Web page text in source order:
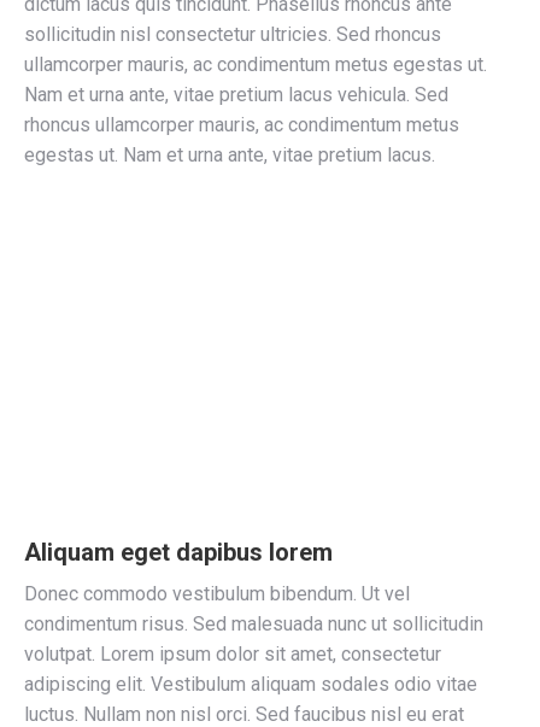
sollicitudin nisl consectetur ultricies. Sed rhoncus
ullamcorper mauris, ac condimentum metus egestas ut.
Nam et urna ante, vitae pretium lacus vehicula. Sed
rhoncus ullamcorper mauris, ac condimentum metus
egestas ut. Nam et urna ante, vitae pretium lacus.
Aliquam eget dapibus lorem
Donec commodo vestibulum bibendum. Ut vel
condimentum risus. Sed malesuada nunc ut sollicitudin
volutpat. Lorem ipsum dolor sit amet, consectetur
adipiscing elit. Vestibulum aliquam sodales odio vitae
luctus. Nullam non nisl orci. Sed faucibus nisl eu erat